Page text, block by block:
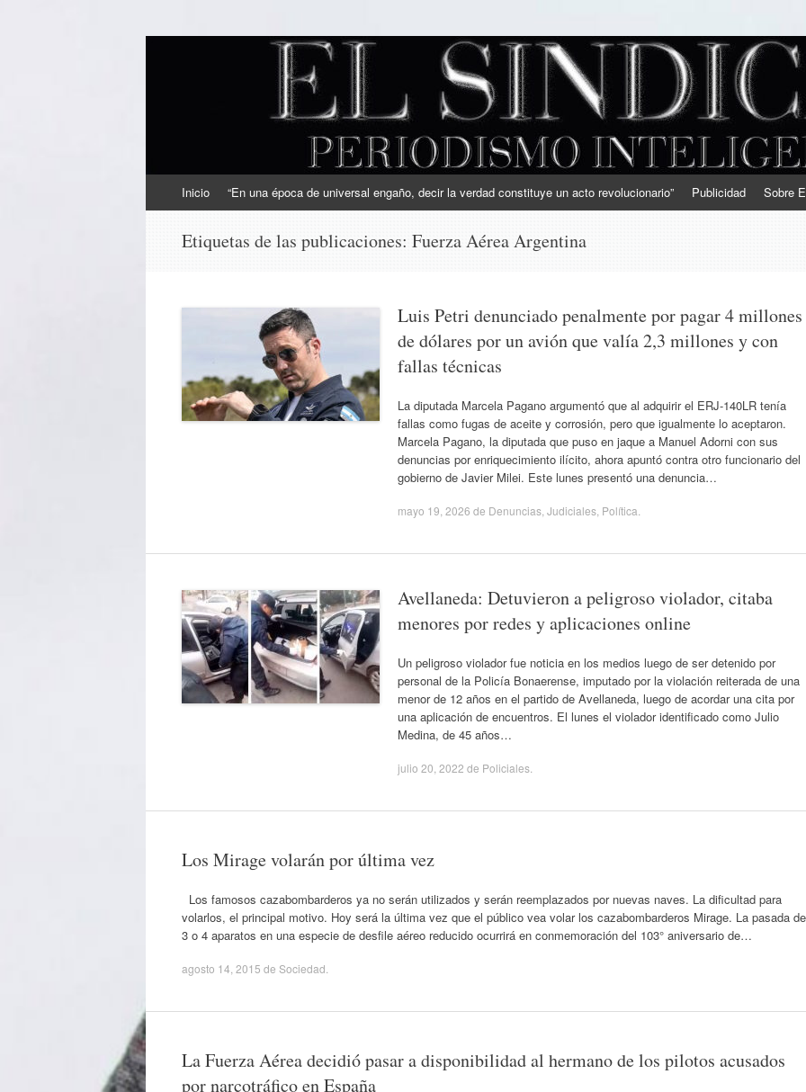
EL SINDICAL
Periodismo Inteligente
al
Inicio “En una época de universal engaño, decir la verdad constituye un acto revolucionario” Publicidad Sobre
Etiquetas de las publicaciones: Fuerza Aérea Argentina
Luis Petri denunciado penalmente por pagar 4 millones
de dólares por un avión que valía 2,3 millones y con
fallas técnicas
La diputada Marcela Pagano argumentó que al adquirir el ERJ-140LR tenía
fallas como fugas de aceite y corrosión, pero que igualmente lo aceptaron.
Marcela Pagano, la diputada que puso en jaque a Manuel Adorni con sus
denuncias por enriquecimiento ilícito, ahora apuntó contra otro funcionario del
gobierno de Javier Milei. Este lunes presentó una denuncia…
mayo 19, 2026 de Denuncias Judiciales Política
Avellaneda: Detuvieron a peligroso violador, citaba
menores por redes y aplicaciones online
Un peligroso violador fue noticia en los medios luego de ser detenido por
personal de la Policía Bonaerense, imputado por la violación reiterada de una
menor de 12 años en el partido de Avellaneda, luego de acordar una cita por
una aplicación de encuentros. El lunes el violador identificado como Julio
Medina, de 45 años…
julio 20, 2022 de Policiales
Los Mirage volarán por última vez
Los famosos cazabombarderos ya no serán utilizados y serán reemplazados por nuevas naves. La dificultad para
volarlos, el principal motivo. Hoy será la última vez que el público vea volar los cazabombarderos Mirage. La pasada de
3 o 4 aparatos en una especie de desfile aéreo reducido ocurrirá en conmemoración del 103° aniversario de…
agosto 14, 2015 de Sociedad
La Fuerza Aérea decidió pasar a disponibilidad al hermano de los pilotos acusados
por narcotráfico en España